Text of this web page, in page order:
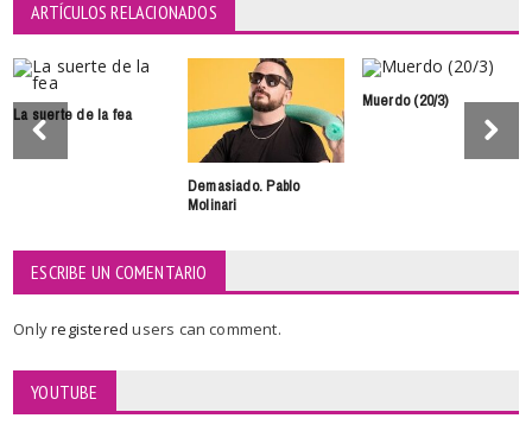
ARTÍCULOS RELACIONADOS
La suerte de la fea
Demasiado. Pablo
Molinari
Muerdo (20/3)
ESCRIBE UN COMENTARIO
Onlyregisteredusers can comment.
YOUTUBE